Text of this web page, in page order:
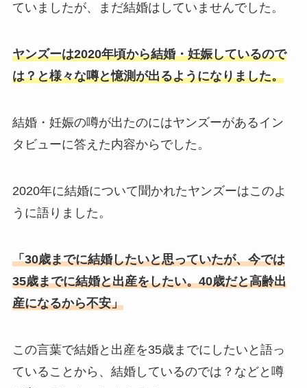
ていましたが、まだ結婚はしていませんでした。
ヤンズーは2020年頃から結婚・妊娠しているので
は？と様々な噂と憶測が出るようになりました。
結婚・妊娠の噂が出たのにはヤンズーがあるイン
タビューに答えた内容からでした。
2020年に結婚について聞かれたヤンズーはこのよ
うに語りました。
「30歳までに結婚したいと思っていたが、今では
35歳までに結婚と出産をしたい。40歳だと高齢出
産になるから不安」
この言葉で結婚と出産を35歳までにしたいと語っ
ていることから、結婚しているのでは？などと噂